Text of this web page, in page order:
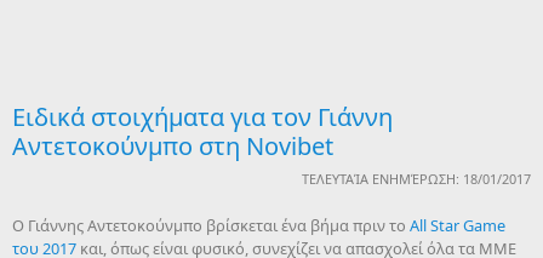
Ειδικά στοιχήματα για τον Γιάννη
Αντετοκούνμπο στη Novibet
ΤΕΛΕΥΤΑΊΑ ΕΝΗΜΈΡΩΣΗ: 18/01/2017
O Γιάννης Αντετοκούνμπο βρίσκεται ένα βήμα πριν το All Star Game
του 2017 και, όπως είναι φυσικό, συνεχίζει να απασχολεί όλα τα ΜΜΕ